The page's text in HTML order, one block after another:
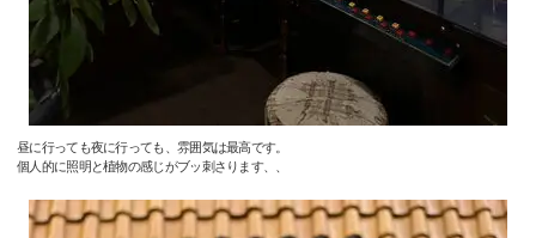
昼に行っても夜に行っても、雰囲気は最高です。
個人的に照明と植物の感じがブッ刺さります、、